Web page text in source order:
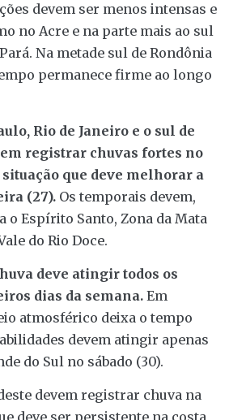
devem ser menos intensas e
no Acre e na parte mais ao sul
Na metade sul de Rondônia
permanece firme ao longo
Rio de Janeiro e o sul de
registrar chuvas fortes no
que deve melhorar a
(27). Os temporais devem,
o Espírito Santo, Zona da Mata
do Rio Doce.
deve atingir todos os
dias da semana. Em
atmosférico deixa o tempo
devem atingir apenas
do Sul no sábado (30).
devem registrar chuva na